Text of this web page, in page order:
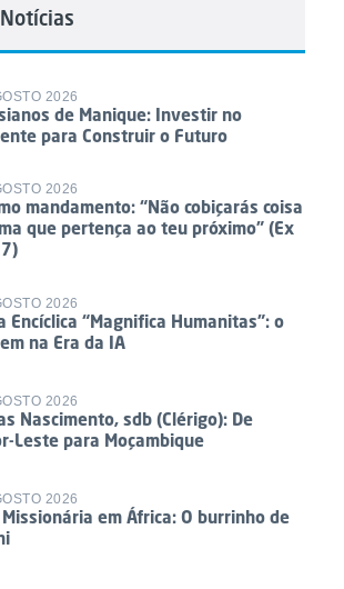
2026
de Manique: Investir no
para Construir o Futuro
2026
mandamento: “Não cobiçarás coisa
que pertença ao teu próximo” (Ex
2026
Encíclica “Magnifica Humanitas”: o
na Era da IA
2026
Nascimento, sdb (Clérigo): De
Leste para Moçambique
2026
Missionária em África: O burrinho de